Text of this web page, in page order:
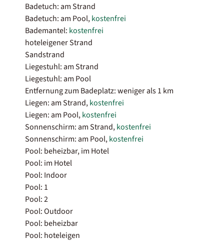
Badetuch: am Strand
Badetuch: am Pool,kostenfrei
Bademantel: kostenfrei
hoteleigener Strand
Sandstrand
Liegestuhl: am Strand
Liegestuhl: am Pool
Entfernung zum Badeplatz: weniger als 1 km
Liegen: am Strand,kostenfrei
Liegen: am Pool,kostenfrei
Sonnenschirm: am Strand,kostenfrei
Sonnenschirm: am Pool,kostenfrei
Pool: beheizbar, im Hotel
Pool: im Hotel
Pool: Indoor
Pool: 1
Pool: 2
Pool: Outdoor
Pool: beheizbar
Pool: hoteleigen